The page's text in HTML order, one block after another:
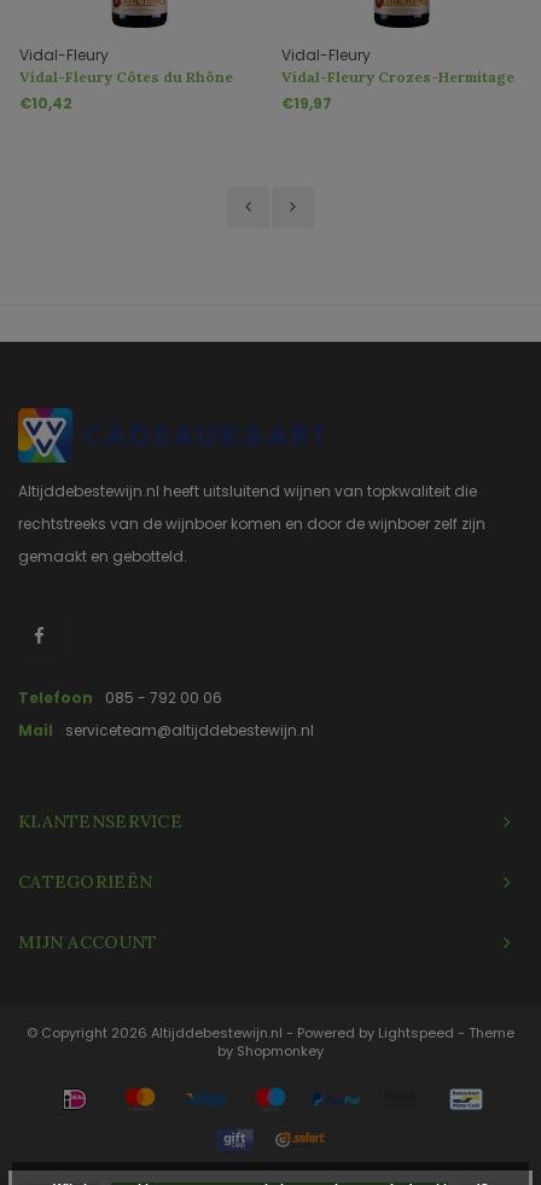
Vidal-Fleury
Vidal-Fleury Côtes du Rhône
Blanc AOC
€10,42
Vidal-Fleury
Vidal-Fleury Crozes-Hermitage
Rouge AOC
€19,97
Altijddebestewijn.nl heeft uitsluitend wijnen van topkwaliteit die
rechtstreeks van de wijnboer komen en door de wijnboer zelf zijn
gemaakt en gebotteld.
Telefoon
085 - 792 00 06
Mail
serviceteam@altijddebestewijn.nl
KLANTENSERVICE
CATEGORIEËN
MIJN ACCOUNT
© Copyright 2026 Altijddebestewijn.nl - Powered by Lightspeed - Theme
by Shopmonkey